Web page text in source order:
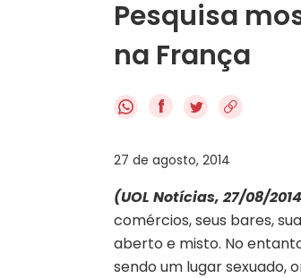
Pesquisa
na França
f
27 de agosto, 2014
(UOL Notícias, 27/08/
comércios, seus bares,
aberto e misto. No
sendo um lugar sexuado,